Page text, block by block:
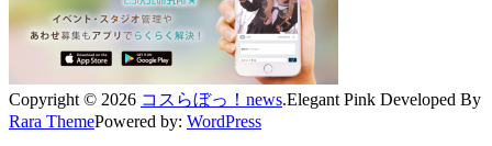
Copyright © 2026 コスらぼっ！news.Elegant Pink Developed By
Rara ThemePowered by: WordPress